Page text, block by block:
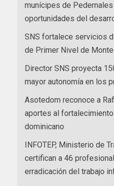
munícipes de
oportunidades del
SNS fortalece servicios
de Primer Nivel de
Director SNS proyecta
mayor autonomía en los
Asotedom reconoce a
aportes al
dominicano
INFOTEP, Ministerio de
certifican a 46
erradicación del trabajo